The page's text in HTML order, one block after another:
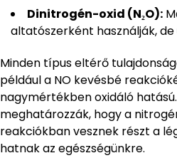
Dinitrogén-oxid (N₂O):
altatószerként használják, de
Minden típus eltérő
például a NO kevésbé
nagymértékben oxidáló
meghatározzák, hogy a
reakciókban vesznek részt a
hatnak az egészségünkre.